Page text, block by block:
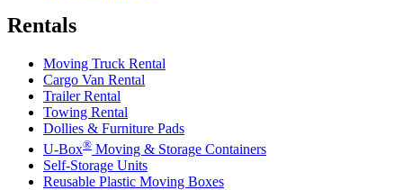
Rentals
Moving Truck Rental
Cargo Van Rental
Trailer Rental
Towing Rental
Dollies & Furniture Pads
U-Box® Moving & Storage Containers
Self-Storage Units
Reusable Plastic Moving Boxes